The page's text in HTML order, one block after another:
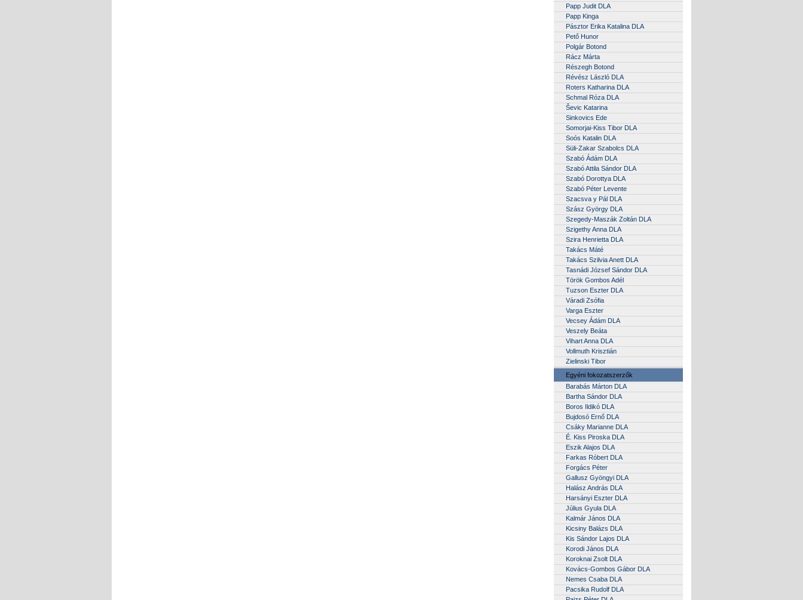
Papp Judit DLA
Papp Kinga
Pásztor Erika Katalina DLA
Pető Hunor
Polgár Botond
Rácz Márta
Részegh Botond
Révész László DLA
Roters Katharina DLA
Schmal Róza DLA
Ševic Katarina
Sinkovics Ede
Somorjai-Kiss Tibor DLA
Soós Katalin DLA
Süli-Zakar Szabolcs DLA
Szabó Ádám DLA
Szabó Attila Sándor DLA
Szabó Dorottya DLA
Szabó Péter Levente
Szacsva y Pál DLA
Szász György DLA
Szegedy-Maszák Zoltán DLA
Szigethy Anna DLA
Szira Henrietta DLA
Takács Máté
Takács Szilvia Anett DLA
Tasnádi József Sándor DLA
Török Gombos Adél
Tuzson Eszter DLA
Váradi Zsófia
Varga Eszter
Vecsey Ádám DLA
Veszely Beáta
Vihart Anna DLA
Vollmuth Krisztián
Zielinski Tibor
Egyéni fokozatszerzők
Barabás Márton DLA
Bartha Sándor DLA
Boros Ildikó DLA
Bujdosó Ernő DLA
Csáky Marianne DLA
É. Kiss Piroska DLA
Eszik Alajos DLA
Farkas Róbert DLA
Forgács Péter
Gallusz Gyöngyi DLA
Halász András DLA
Harsányi Eszter DLA
Július Gyula DLA
Kalmár János DLA
Kicsiny Balázs DLA
Kis Sándor Lajos DLA
Korodi János DLA
Koroknai Zsolt DLA
Kovács-Gombos Gábor DLA
Nemes Csaba DLA
Pacsika Rudolf DLA